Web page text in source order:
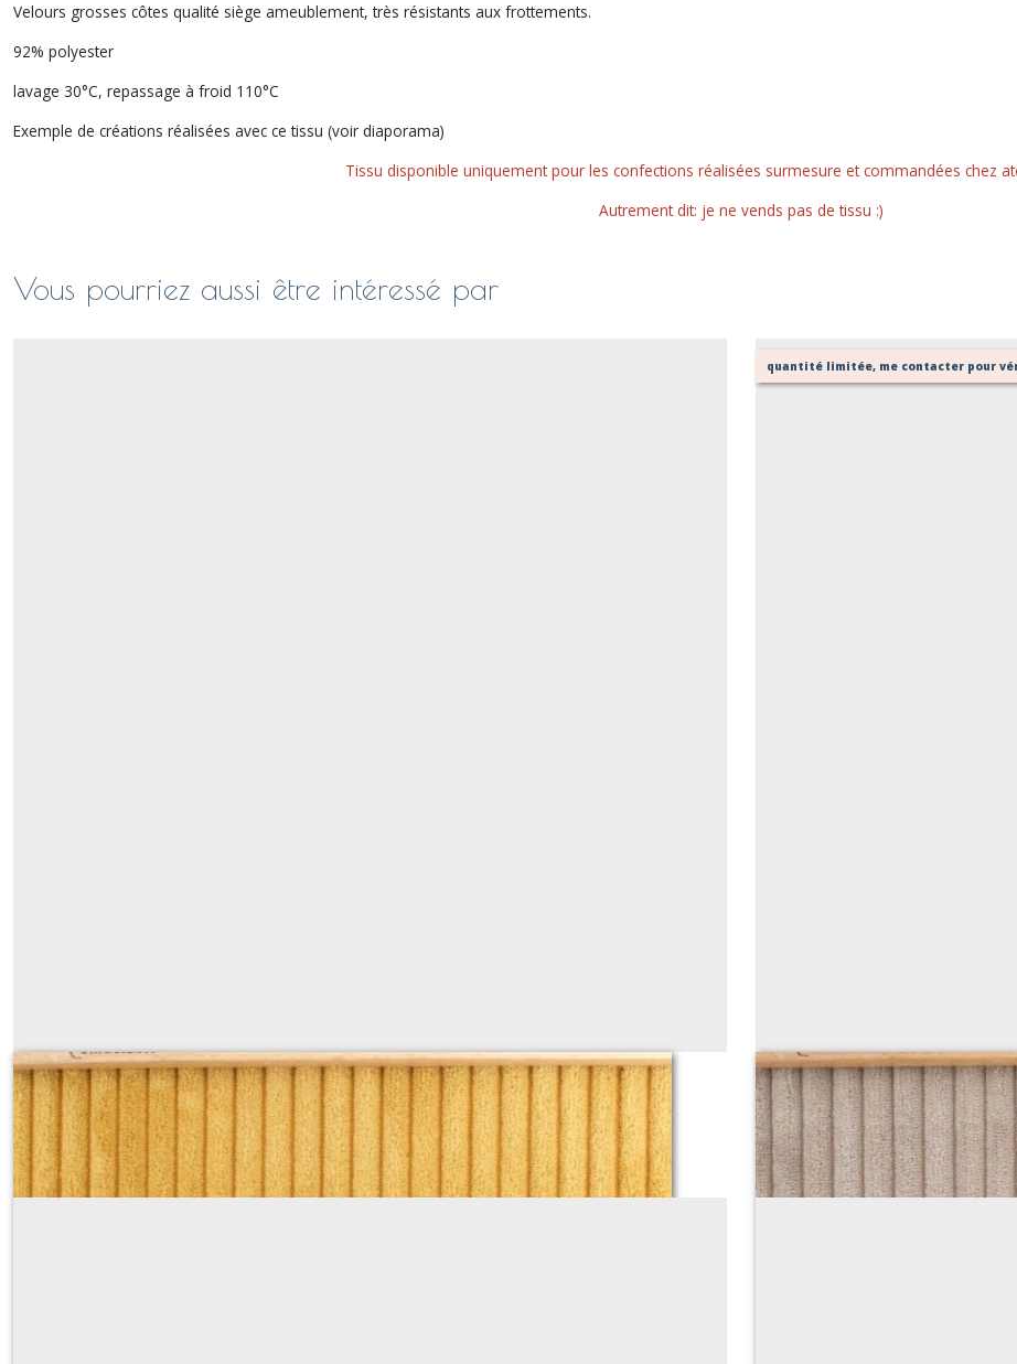
Velours grosses côtes qualité siège ameublement, très résistants aux frottements.
92% polyester
lavage 30°C, repassage à froid 110°C
Exemple de créations réalisées avec ce tissu (voir diaporama)
Tissu disponible uniquement pour les confections réalisées surmesure et commandées chez
Autrement dit: je ne vends pas de tissu :)
Vous pourriez aussi être intéressé par
velours grosses côtes (1cm) MOUTARDE
Sur demande
quantité limitée, me contacter pour